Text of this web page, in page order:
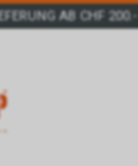
AB CHF 200.-